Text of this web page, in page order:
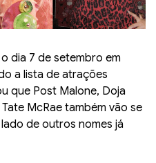
dia 7 de setembro em
a lista de atrações
que Post Malone, Doja
McRae também vão se
de outros nomes já